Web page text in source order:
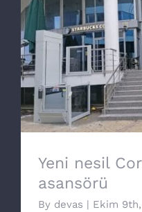
Yeni nesil
Yeni nesil
asansörü
By devas | Ekim 9th,